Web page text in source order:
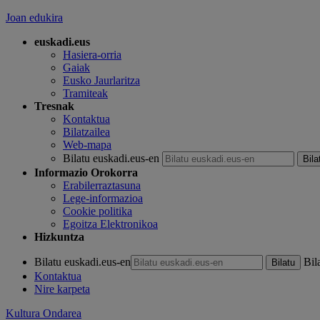
Joan edukira
euskadi.eus
Hasiera-orria
Gaiak
Eusko Jaurlaritza
Tramiteak
Tresnak
Kontaktua
Bilatzailea
Web-mapa
Bilatu euskadi.eus-en
Informazio Orokorra
Erabilerraztasuna
Lege-informazioa
Cookie politika
Egoitza Elektronikoa
Hizkuntza
Bilatu euskadi.eus-en
Kontaktua
Nire karpeta
Kultura Ondarea